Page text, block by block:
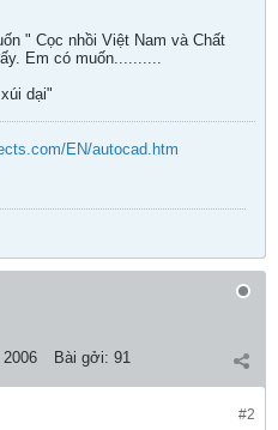
" Cọc nhồi Việt Nam và Chất
Em có muốn..........
dại"
EN/autocad.htm
2006 Bài gởi: 91
#2